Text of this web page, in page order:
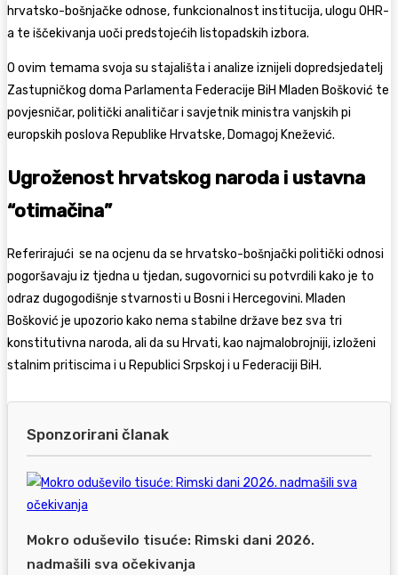
hrvatsko-bošnjačke odnose, funkcionalnost institucija, ulogu OHR-
a te iščekivanja uoči predstojećih listopadskih izbora.
O ovim temama svoja su stajališta i analize iznijeli dopredsjedatelj
Zastupničkog doma Parlamenta Federacije BiH Mladen Bošković te
povjesničar, politički analitičar i savjetnik ministra vanjskih pi
europskih poslova Republike Hrvatske, Domagoj Knežević.
Ugroženost hrvatskog naroda i ustavna
“otimačina”
Referirajući se na ocjenu da se hrvatsko-bošnjački politički odnosi
pogoršavaju iz tjedna u tjedan, sugovornici su potvrdili kako je to
odraz dugogodišnje stvarnosti u Bosni i Hercegovini. Mladen
Bošković je upozorio kako nema stabilne države bez sva tri
konstitutivna naroda, ali da su Hrvati, kao najmalobrojniji, izloženi
stalnim pritiscima i u Republici Srpskoj i u Federaciji BiH.
Sponzorirani članak
Mokro oduševilo tisuće: Rimski dani 2026.
nadmašili sva očekivanja